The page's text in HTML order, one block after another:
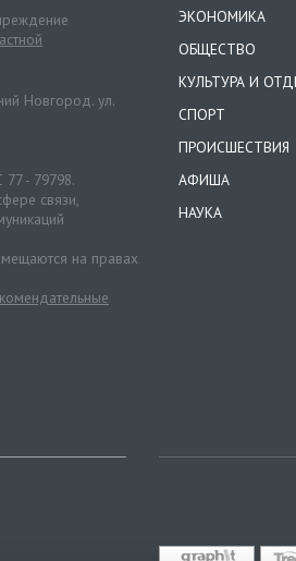
Новгород. ул.
- 79798.
связи,
на правах
ЭКОНОМИКА
ОБЩЕСТВО
КУЛЬТУРА И
СПОРТ
ПРОИСШЕСТВИЯ
АФИША
НАУКА